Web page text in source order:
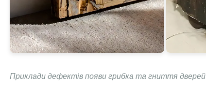
Приклади дефектів появи грибка та гниття дверей